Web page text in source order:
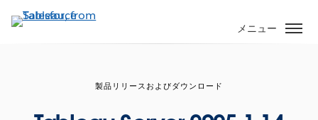
イ
メニュー
製品リリースおよびダウンロード